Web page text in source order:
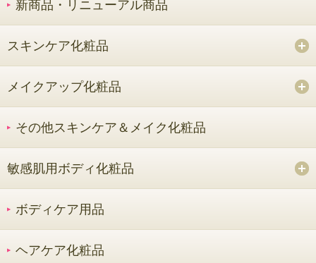
新商品・リニューアル商品
スキンケア化粧品
メイクアップ化粧品
その他スキンケア＆メイク化粧品
敏感肌用ボディ化粧品
ボディケア用品
ヘアケア化粧品